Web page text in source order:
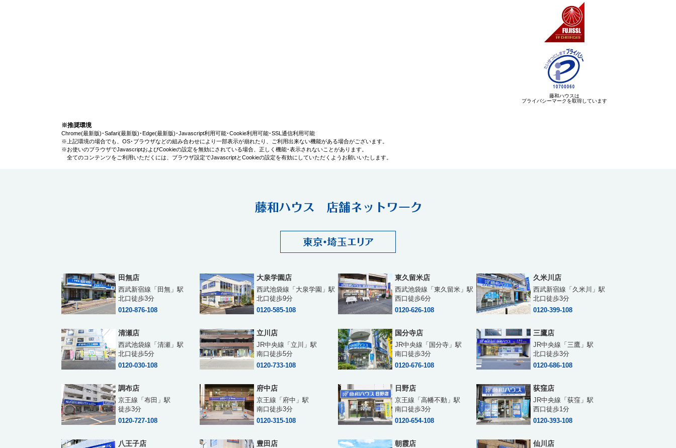
藤和ハウスは
プライバシーマークを取得しています
※推奨環境
Chrome(最新版)･Safari(最新版)･Edge(最新版)･Javascript利用可能･Cookie利用可能･SSL通信利用可能
※上記環境の場合でも、OS･ブラウザなどの組み合わせにより一部表示が崩れたり、ご利用出来ない機能がある場合がございます。
※お使いのブラウザでJavascriptおよびCookieの設定を無効にされている場合、正しく機能･表示されないことがあります。
全てのコンテンツをご利用いただくには、ブラウザ設定でJavascriptとCookieの設定を有効にしていただくようお願いいたします。
田無店
西武新宿線「田無」駅
北口徒歩3分
0120-876-108
大泉学園店
西武池袋線「大泉学園」駅
北口徒歩9分
0120-585-108
東久留米店
西武池袋線「東久留米」駅
西口徒歩6分
0120-626-108
久米川店
西武新宿線「久米川」駅
北口徒歩3分
0120-399-108
清瀬店
西武池袋線「清瀬」駅
北口徒歩5分
0120-030-108
立川店
JR中央線「立川」駅
南口徒歩5分
0120-733-108
国分寺店
JR中央線「国分寺」駅
南口徒歩3分
0120-676-108
三鷹店
JR中央線「三鷹」駅
北口徒歩3分
0120-686-108
調布店
京王線「布田」駅
徒歩3分
0120-727-108
府中店
京王線「府中」駅
南口徒歩3分
0120-315-108
日野店
京王線「高幡不動」駅
南口徒歩3分
0120-654-108
荻窪店
JR中央線「荻窪」駅
西口徒歩1分
0120-393-108
八王子店 豊田店 朝霞店 仙川店